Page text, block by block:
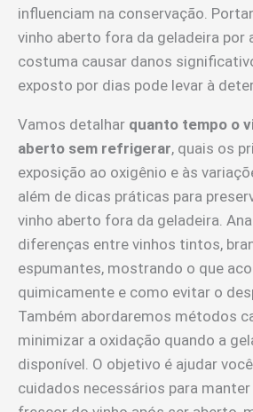
influenciam na conservação.
vinho aberto fora da geladeira por
costuma causar danos
exposto por dias pode levar à
Vamos detalhar quanto tempo o
aberto sem refrigerar, quais os
exposição ao oxigênio e às
além de dicas práticas para
vinho aberto fora da geladeira.
diferenças entre vinhos tintos,
espumantes, mostrando o que
quimicamente e como evitar o
Também abordaremos métodos
minimizar a oxidação quando a
disponível. O objetivo é ajudar
cuidados necessários para